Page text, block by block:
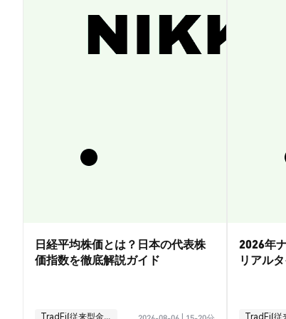
日経平均株価とは？日本の代表株
価指数を徹底解説ガイド
TradFi(従来型金融)
2026年
リアル